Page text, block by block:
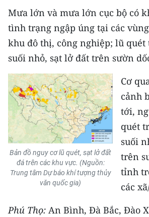
Media Giáo dục
Media Y tế
Media Khoa học - Công nghệ
Media Môi trường
Ảnh
Infographic
TIN MỚI
TIN ĐỊA PHƯƠNG
Trung du và miền núi phía Bắc
Mưa lớn và mưa lớn cục bộ có
tình trạng ngập úng tại các
khu đô thị, công nghiệp; lũ quét
suối nhỏ, sạt lở đất trên sườn
Bản đồ nguy cơ lũ quét, sạt lở đất
đá trên các khu vực. (Nguồn:
Trung tâm Dự báo khí tượng thủy
văn quốc gia)
Cơ
cảnh
tới,
quét
suối
trên
tỉnh
các
Phú Thọ: An Bình, Đà Bắc, Đào